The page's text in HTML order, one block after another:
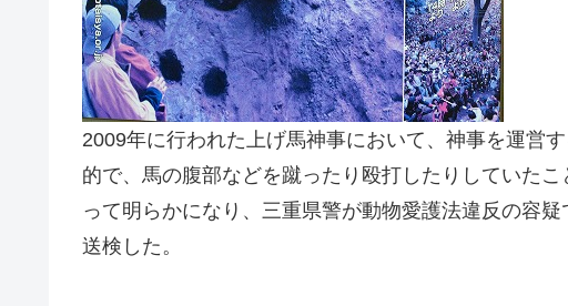
2009年に行われた上げ馬神事において、神事を運営
的で、馬の腹部などを蹴ったり殴打したりしていた
って明らかになり、三重県警が動物愛護法違反の容
送検した。